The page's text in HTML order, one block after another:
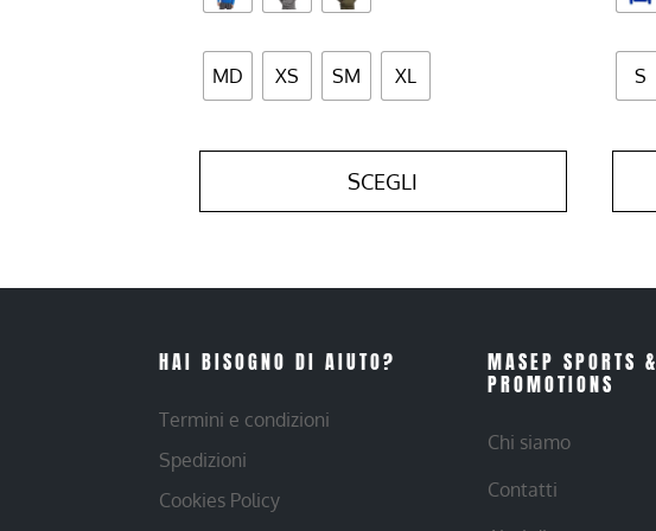
MD XS SM XL
SCEGLI
S
HAI BISOGNO DI AIUTO?
Termini e condizioni
Spedizioni
Cookies Policy
MASEP SPORTS &
PROMOTIONS
Chi siamo
Contatti